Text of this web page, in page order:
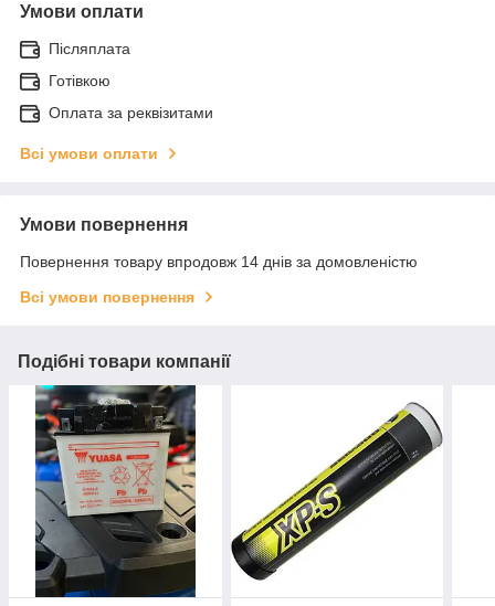
Умови оплати
Післяплата
Готівкою
Оплата за реквізитами
Всі умови оплати
Умови повернення
Повернення товару впродовж 14 днів за домовленістю
Всі умови повернення
Подібні товари компанії